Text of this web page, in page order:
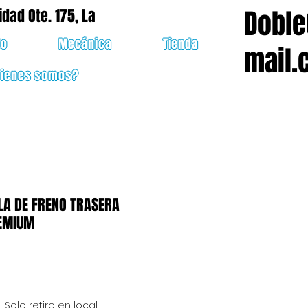
Mecánica
Tienda
somos?
Ote. 175, La
DE FRENO TRASERA